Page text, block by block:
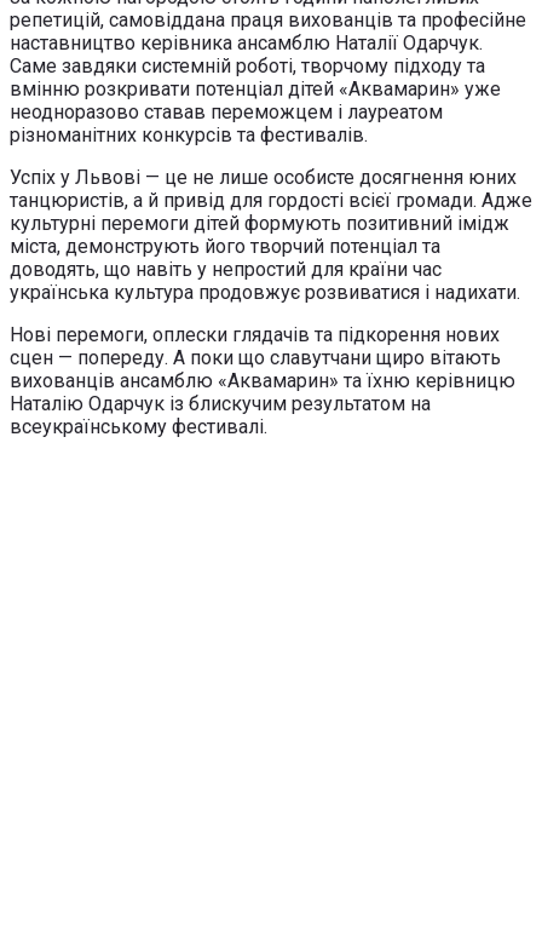
репетицій, самовіддана праця вихованців та професійне
наставництво керівника ансамблю Наталії Одарчук.
Саме завдяки системній роботі, творчому підходу та
вмінню розкривати потенціал дітей «Аквамарин» уже
неодноразово ставав переможцем і лауреатом
різноманітних конкурсів та фестивалів.
Успіх у Львові — це не лише особисте досягнення юних
танцюристів, а й привід для гордості всієї громади. Адже
культурні перемоги дітей формують позитивний імідж
міста, демонструють його творчий потенціал та
доводять, що навіть у непростий для країни час
українська культура продовжує розвиватися і надихати.
Нові перемоги, оплески глядачів та підкорення нових
сцен — попереду. А поки що славутчани щиро вітають
вихованців ансамблю «Аквамарин» та їхню керівницю
Наталію Одарчук із блискучим результатом на
всеукраїнському фестивалі.